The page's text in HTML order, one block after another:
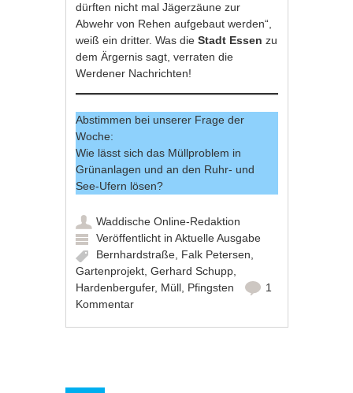
dürften nicht mal Jägerzäune zur
Abwehr von Rehen aufgebaut werden“,
weiß ein dritter. Was dieStadt Essen zu
dem Ärgernis sagt, verraten die
Werdener Nachrichten!
Abstimmen bei unserer Frage der
Woche:
Wie lässt sich das Müllproblem in
Grünanlagen und an den Ruhr- und
See-Ufern lösen?
Waddische Online-Redaktion
Veröffentlicht inAktuelle Ausgabe
Bernhardstraße, Falk Petersen,
Gartenprojekt,Gerhard Schupp,
Hardenbergufer, Müll, Pfingsten
1
Kommentar